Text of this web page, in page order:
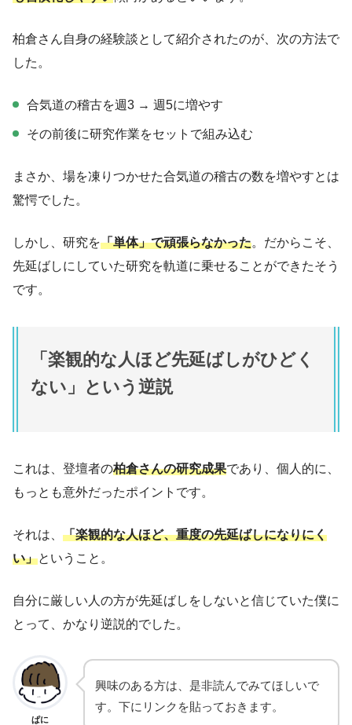
柏倉さん自身の経験談として紹介されたのが、次の方法で
した。
合気道の稽古を週3 → 週5に増やす
その前後に研究作業をセットで組み込む
まさか、場を凍りつかせた合気道の稽古の数を増やすとは
驚愕でした。
しかし、研究を「単体」で頑張らなかった。だからこそ、
先延ばしにしていた研究を軌道に乗せることができたそう
です。
「楽観的な人ほど先延ばしがひどく
ない」という逆説
これは、登壇者の柏倉さんの研究成果であり、個人的に、
もっとも意外だったポイントです。
それは、 「楽観的な人ほど、重度の先延ばしになりにく
い」ということ。
自分に厳しい人の方が先延ばしをしないと信じていた僕に
とって、かなり逆説的でした。
ぱに
興味のある方は、是非読んでみてほしいで
す。下にリンクを貼っておきます。